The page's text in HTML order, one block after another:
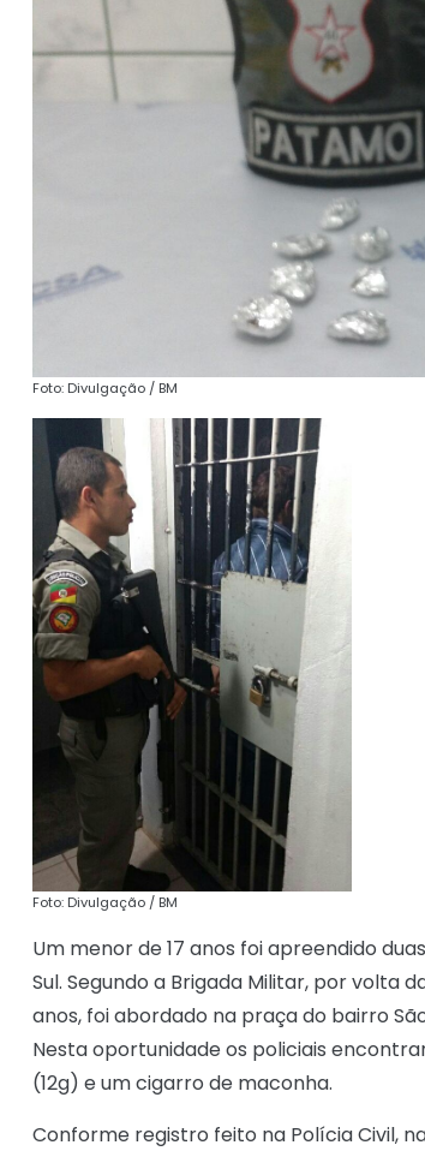
Foto: Divulgação / BM
Foto: Divulgação / BM
Um menor de 17 anos foi apreendido
Sul. Segundo a Brigada Militar, por volta
anos, foi abordado na praça do bairro
Nesta oportunidade os policiais
(12g) e um cigarro de maconha.
Conforme registro feito na Polícia Civil,